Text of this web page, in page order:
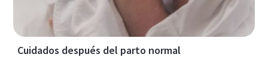
Cuidados después del parto normal